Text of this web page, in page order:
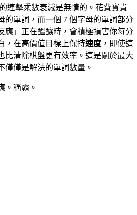
連擊乘數衰減是無情的。花費寶貴
的單詞，而一個 7 個字母的單詞部分
應」正在醞釀時，會積極損害你每分
，在高價值目標上保持速度 ，即使這
比清除棋盤更有效率。這是關於最大
僅僅是解決的單詞數量。
。稱霸。